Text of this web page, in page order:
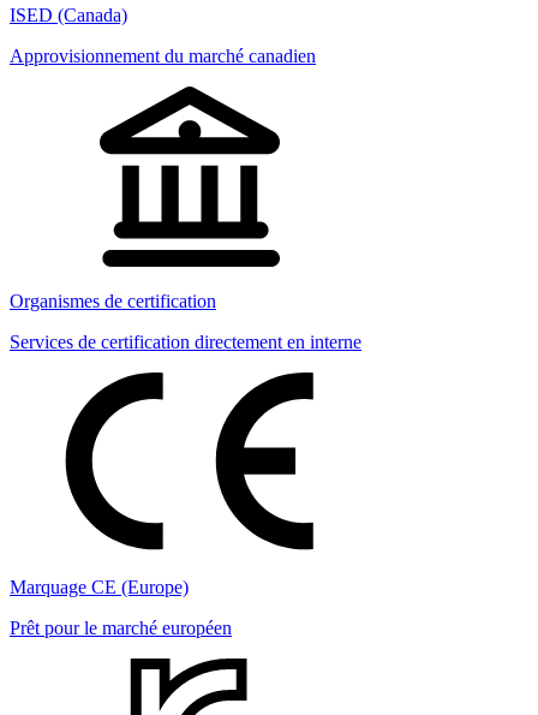
ISED (Canada)
Approvisionnement du marché canadien
Organismes de certification
Services de certification directement en interne
Marquage CE (Europe)
Prêt pour le marché européen